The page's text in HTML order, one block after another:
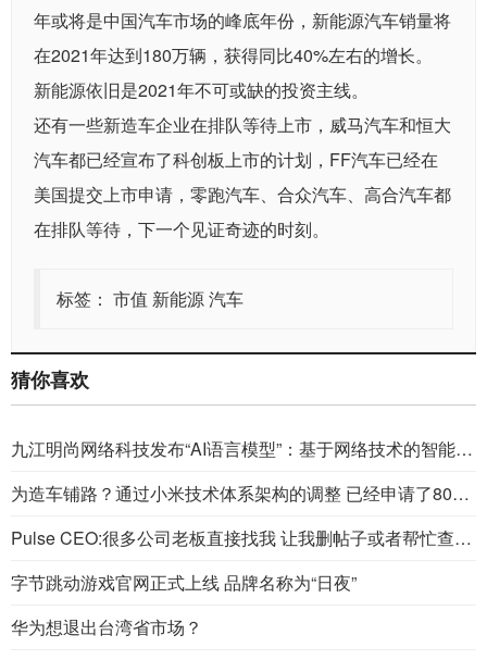
年或将是中国汽车市场的峰底年份，新能源汽车销量将
在2021年达到180万辆，获得同比40%左右的增长。
新能源依旧是2021年不可或缺的投资主线。
还有一些新造车企业在排队等待上市，威马汽车和恒大
汽车都已经宣布了科创板上市的计划，FF汽车已经在
美国提交上市申请，零跑汽车、合众汽车、高合汽车都
在排队等待，下一个见证奇迹的时刻。
标签： 市值 新能源汽车
猜你喜欢
九江明尚网络科技发布“AI语言模型”：基于网络技术的智能化语言交互服务
为造车铺路？通过小米技术体系架构的调整 已经申请了800多项汽车专利
Pulse CEO:很多公司老板直接找我 让我删帖子或者帮忙查一下是谁发的
字节跳动游戏官网正式上线 品牌名称为“日夜”
华为想退出台湾省市场？